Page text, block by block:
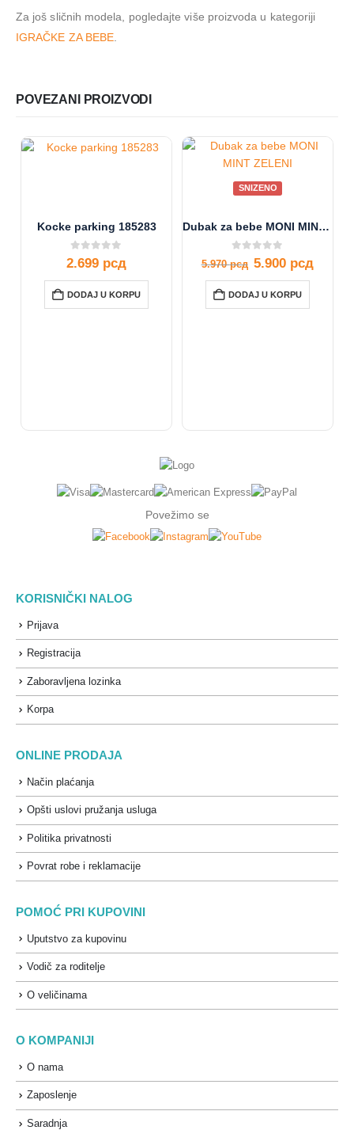
Za još sličnih modela, pogledajte više proizvoda u kategoriji
IGRAČKE ZA BEBE.
POVEZANI PROIZVODI
Kocke parking 185283
0 out of 5
2.699 рсд
DODAJ U KORPU
SNIZENO
Dubak za bebe MONI MINT ZELENI
out of 5
5.970рсд 5.900 рсд
DODAJ U KORPU
Povežimo se
KORISNIČKI NALOG
Prijava
Registracija
Zaboravljena lozinka
Korpa
ONLINE PRODAJA
Način plaćanja
Opšti uslovi pružanja usluga
Politika privatnosti
Povrat robe i reklamacije
POMOĆ PRI KUPOVINI
Uputstvo za kupovinu
Vodič za roditelje
O veličinama
O KOMPANIJI
O nama
Zaposlenje
Saradnja